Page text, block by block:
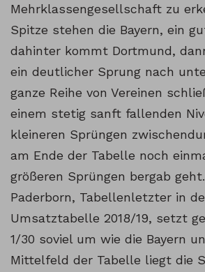
Mehrklassengesellschaft zu
Spitze stehen die Bayern, ein
dahinter kommt Dortmund,
ein deutlicher Sprung nach
ganze Reihe von Vereinen
einem stetig sanft fallenden
kleineren Sprüngen
am Ende der Tabelle noch
größeren Sprüngen bergab
Paderborn, Tabellenletzter in
Umsatztabelle 2018/19, setzt
1/30 soviel um wie die Bayern
Mittelfeld der Tabelle liegt die